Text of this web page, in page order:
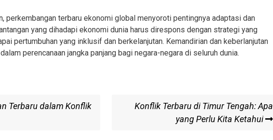
perkembangan terbaru ekonomi global menyoroti pentingnya adaptasi dan
yang dihadapi ekonomi dunia harus direspons dengan strategi yang
pertumbuhan yang inklusif dan berkelanjutan. Kemandirian dan keberlanjutan
perencanaan jangka panjang bagi negara-negara di seluruh dunia.
Terbaru dalam Konflik
Konflik Terbaru di Timur Tengah: Apa
yang Perlu Kita Ketahui